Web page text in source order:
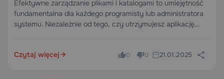
Efektywne zarządzanie plikami i katalogami to umiejętność
fundamentalna dla każdego programisty lub administratora
systemu. Niezależnie od tego, czy utrzymujesz aplikację
zapewnia potężne i elastyczne narzędzia do bezpiecznego i
Czytaj więcej 0 0 21.01.2025